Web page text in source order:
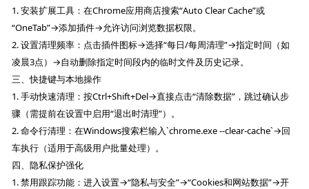
1. 安装扩展工具：在Chrome应用商店搜索“Auto Clear Cache”或
“OneTab”→添加插件→允许访问浏览数据权限。
2. 设置清理频率：点击插件图标→选择“每日/每周清理”→指定时间（如
凌晨3点）→自动删除指定时间段内的临时文件及历史记录。
三、快捷键与本地操作
1. 手动快速清理：按Ctrl+Shift+Del→直接点击“清除数据”，跳过确认步
骤（需提前在设置中启用“退出时清理”）。
2. 命令行清理：在Windows搜索栏输入`chrome.exe --clear-cache`→回
车执行（适用于高级用户批量处理）。
四、隐私保护强化
1. 禁用跟踪功能：进入设置→“隐私与安全”→“Cookies和网站数据”→开